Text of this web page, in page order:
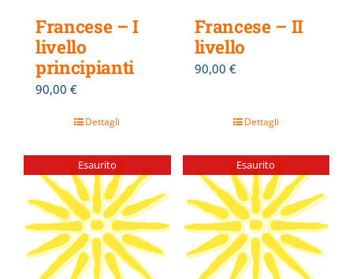
Francese – I
livello
principianti
90,00 €
Dettagli
Francese – II
livello
90,00 €
Dettagli
Esaurito Esaurito